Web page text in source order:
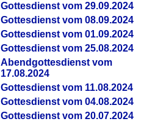
Gottesdienst vom 29.09.2024
Gottesdienst vom 08.09.2024
Gottesdienst vom 01.09.2024
Gottesdienst vom 25.08.2024
Abendgottesdienst vom
17.08.2024
Gottesdienst vom 11.08.2024
Gottesdienst vom 04.08.2024
Gottesdienst vom 20.07.2024